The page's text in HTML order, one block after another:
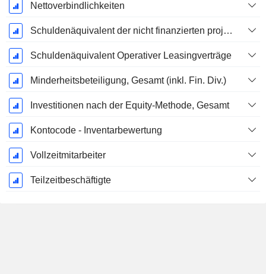
Nettoverbindlichkeiten
Schuldenäquivalent der nicht finanzierten projizierten Leistungspflicht
Schuldenäquivalent Operativer Leasingverträge
Minderheitsbeteiligung, Gesamt (inkl. Fin. Div.)
Investitionen nach der Equity-Methode, Gesamt
Kontocode - Inventarbewertung
Vollzeitmitarbeiter
Teilzeitbeschäftigte